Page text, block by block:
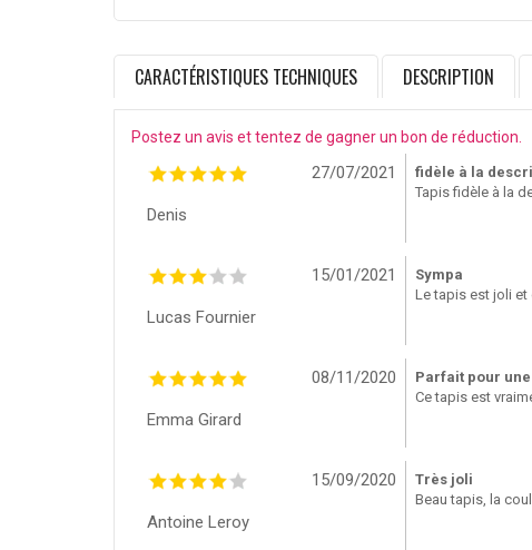
CARACTÉRISTIQUES TECHNIQUES DESCRIPTION
Postez un avis et tentez de gagner un bon de réduction.
27/07/2021
Denis
fidèle à la
Tapis fidèle à la
15/01/2021
Lucas Fournier
Sympa
Le tapis est joli et
08/11/2020
Emma Girard
Parfait pour
Ce tapis est
15/09/2020
Antoine Leroy
Très joli
Beau tapis, la